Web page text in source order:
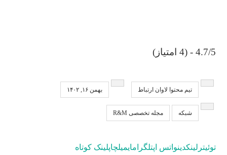
4.7/5 - (4 امتیاز)
تیم محتوا لاوان ارتباط بهمن ۱۶, ۱۴۰۲
شبکه مجله تخصصی R&M
توئیتر لینکدینواتس اپتلگرامایمیلچاپلینک کوتاه